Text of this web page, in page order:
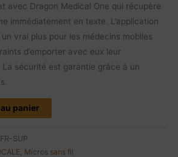
avec Dragon Medical One qui récupère
immédiatement en texte. L’application
vrai plus pour les médecins mobiles
d’emporter avec eux leur
sécurité est garantie grâce à un
panier
SUP
Micros sans fil